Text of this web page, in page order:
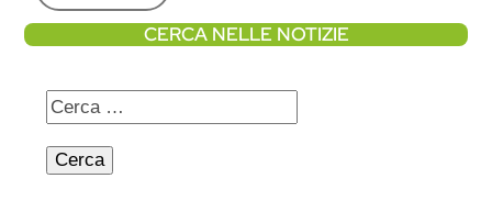
CERCA NELLE NOTIZIE